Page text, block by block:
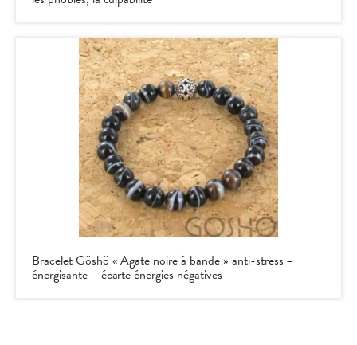
Bracelet Göshö « Agate noire à bande » anti-stress –
énergisante – écarte énergies négatives